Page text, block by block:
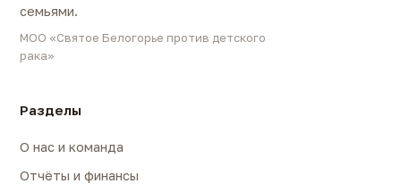
семьями.
МОО «Святое Белогорье против детского
рака»
Разделы
О нас и команда
Отчёты и финансы